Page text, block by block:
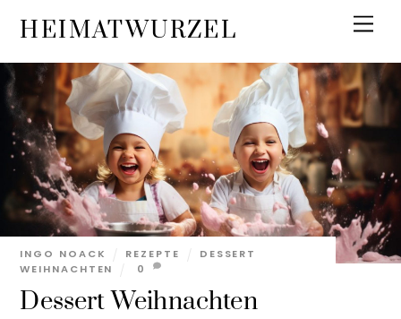
content
HEIMATWURZEL
Dessert Weihnachten
INGO NOACK REZEPTE
DESSERT
WEIHNACHTEN
0